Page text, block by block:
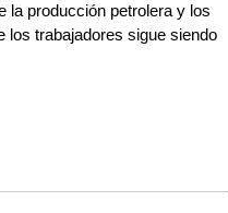
la producción petrolera y los
los trabajadores sigue siendo